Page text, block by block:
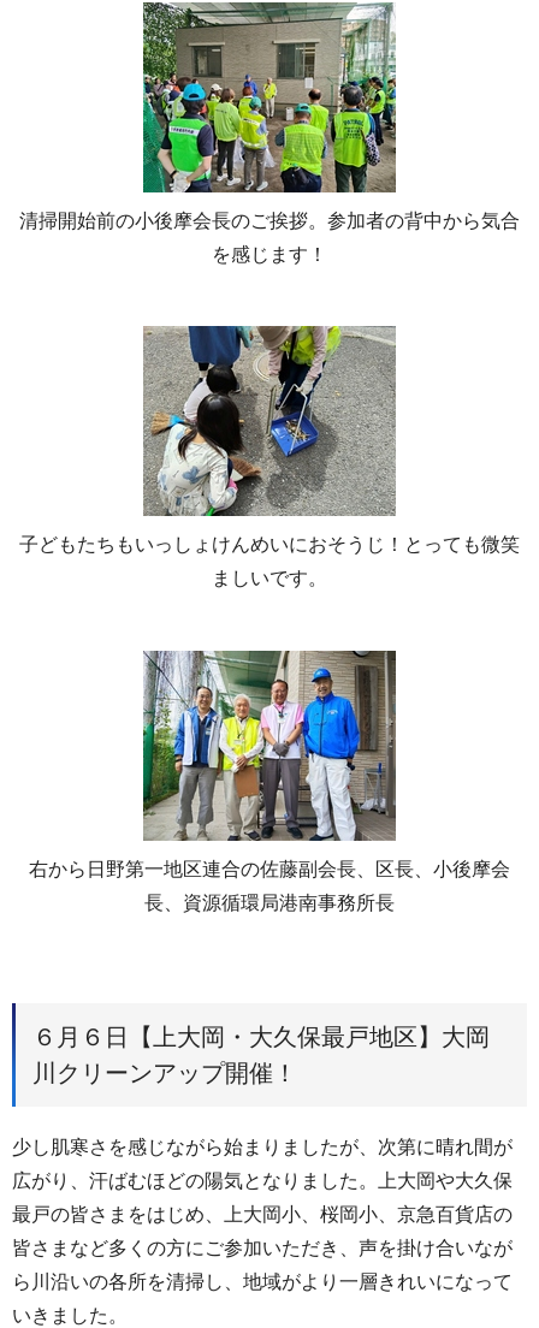
清掃開始前の小後摩会長のご挨拶。参加者の背中から気合
を感じます！
子どもたちもいっしょけんめいにおそうじ！とっても微笑
ましいです。
右から日野第一地区連合の佐藤副会長、区長、小後摩会
長、資源循環局港南事務所長
６月６日【上大岡・大久保最戸地区】大岡
川クリーンアップ開催！
少し肌寒さを感じながら始まりましたが、次第に晴れ間が
広がり、汗ばむほどの陽気となりました。上大岡や大久保
最戸の皆さまをはじめ、上大岡小、桜岡小、京急百貨店の
皆さまなど多くの方にご参加いただき、声を掛け合いなが
ら川沿いの各所を清掃し、地域がより一層きれいになって
いきました。